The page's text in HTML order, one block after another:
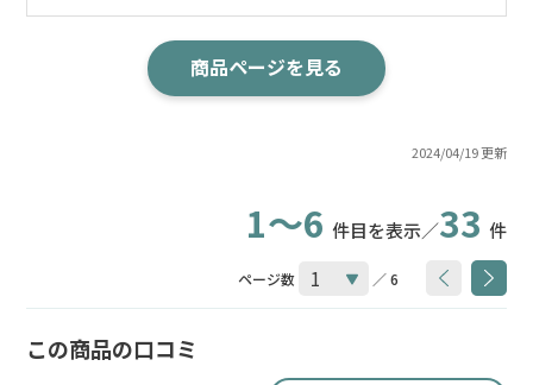
2024/04/19 更新
商品ページを見る
1～6 件目を表示／33 件
ページ数 ／ 6
この商品の口コミ